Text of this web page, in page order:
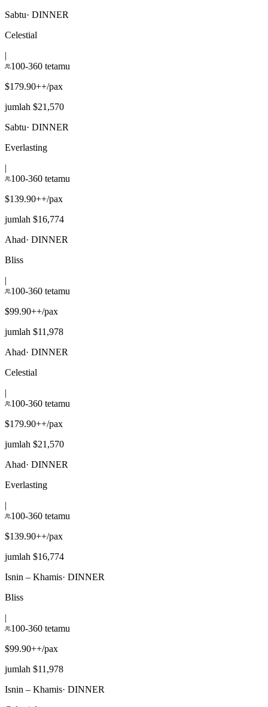
Sabtu· DINNER
Celestial
|
100-360 tetamu
$179.90++/pax
jumlah $21,570
Sabtu· DINNER
Everlasting
|
100-360 tetamu
$139.90++/pax
jumlah $16,774
Ahad· DINNER
Bliss
|
100-360 tetamu
$99.90++/pax
jumlah $11,978
Ahad· DINNER
Celestial
|
100-360 tetamu
$179.90++/pax
jumlah $21,570
Ahad· DINNER
Everlasting
|
100-360 tetamu
$139.90++/pax
jumlah $16,774
Isnin – Khamis· DINNER
Bliss
|
100-360 tetamu
$99.90++/pax
jumlah $11,978
Isnin – Khamis· DINNER